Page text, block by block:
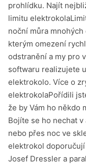
prohlídku. Najít
limitu
noční můra
kterým omezení
odstranění a my pro
softwaru realizujete
elektrokolo. Více o
elektrokolaPořídili
že by Vám ho někdo
Bojíte se ho nechat
nebo přes noc ve
elektrokol
Josef Dressler a